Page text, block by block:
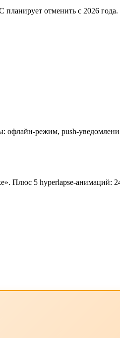
отменить с 2026
офлайн-режим, push-
Плюс 5 hyperlapse-анимаций: